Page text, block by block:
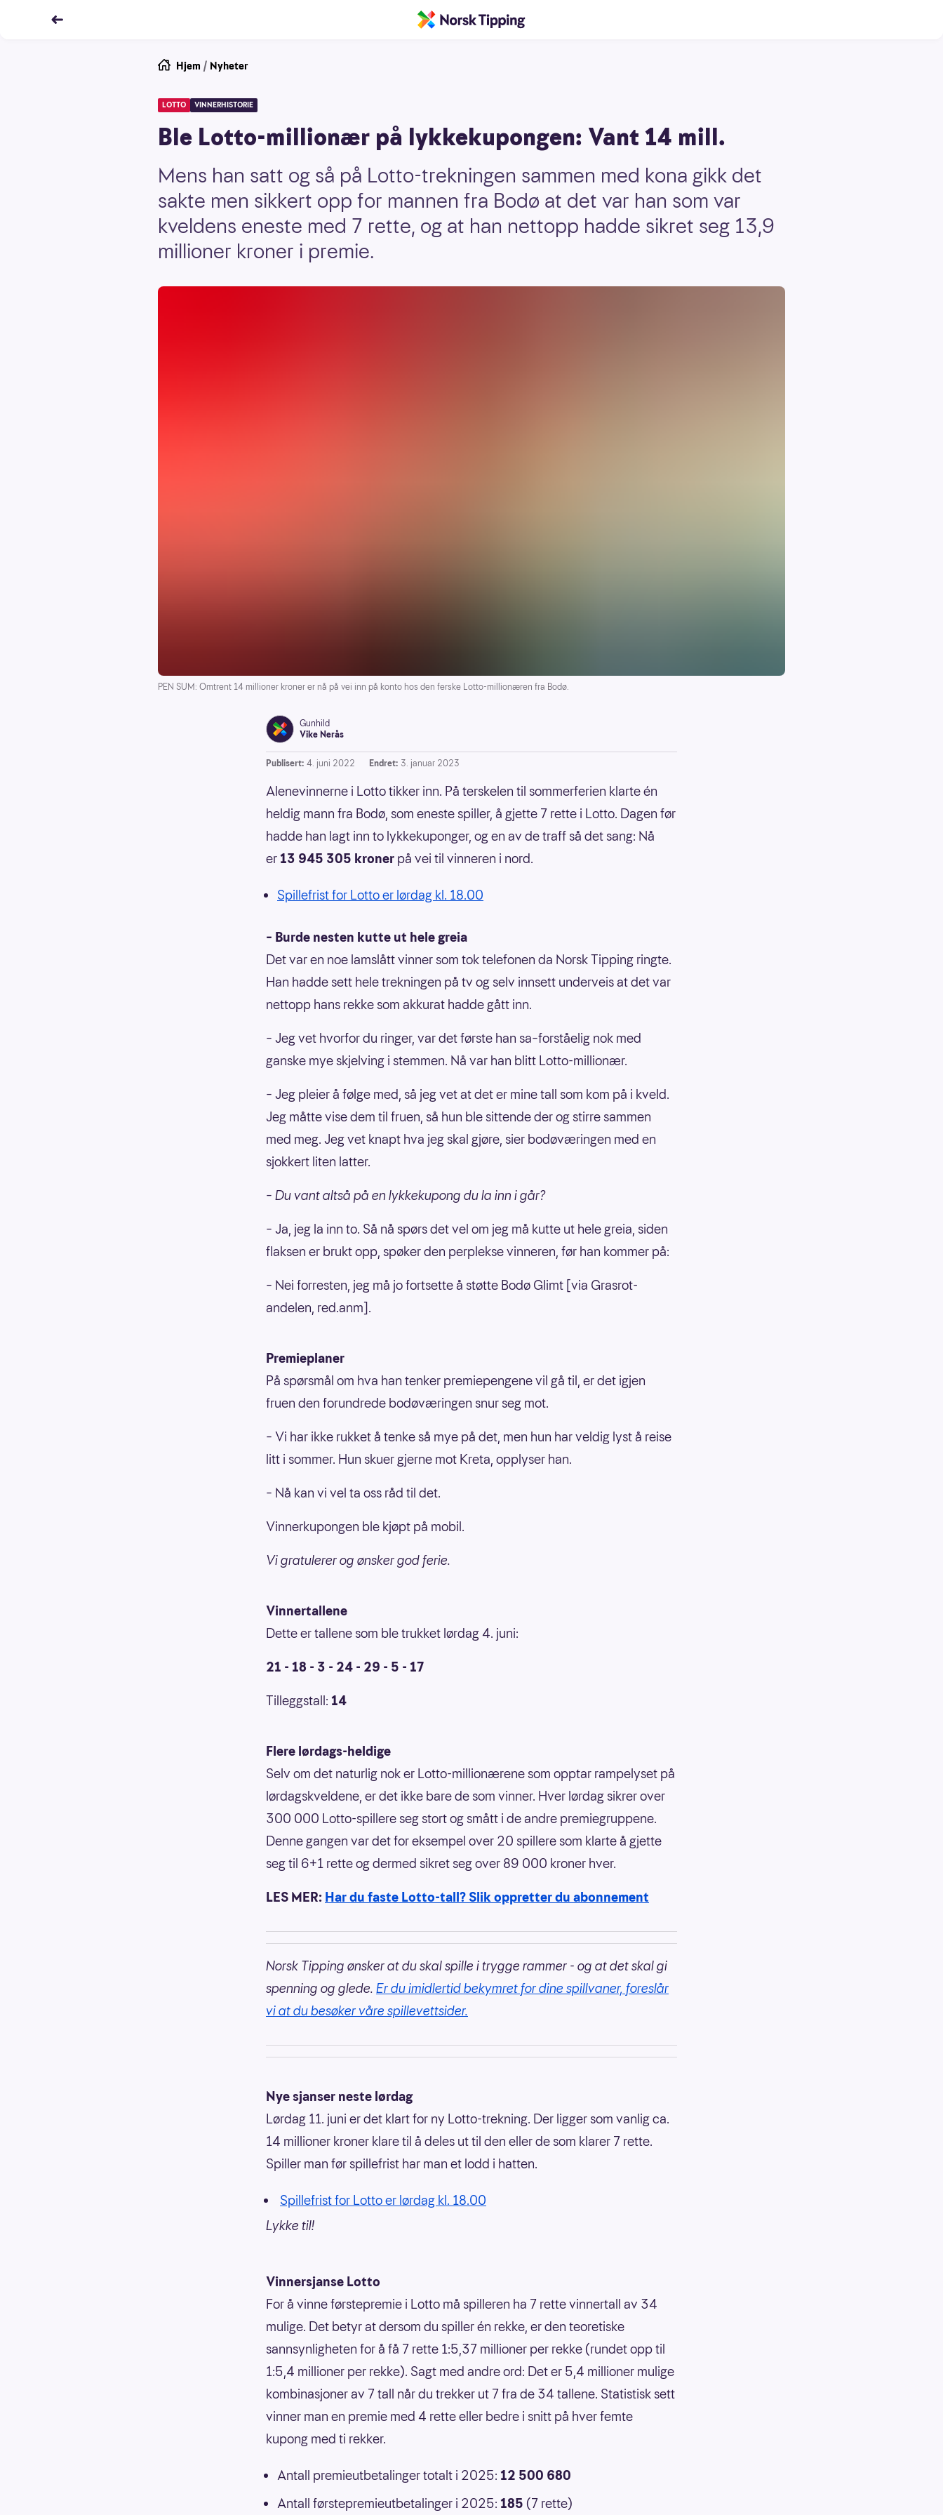
Hjem / Nyheter
LOTTO VINNERHISTORIE
Ble Lotto-millionær på lykkekupongen: Vant 14 mill.
Mens han satt og så på Lotto-trekningen sammen med kona gikk det
sakte men sikkert opp for mannen fra Bodø at det var han som var
kveldens eneste med 7 rette, og at han nettopp hadde sikret seg 13,9
millioner kroner i premie.
PEN SUM: Omtrent 14 millioner kroner er nå på vei inn på konto hos den ferske Lotto-millionæren fra Bodø.
Gunhild
Vike Nerås
Publisert: 4. juni 2022 Endret: 3. januar 2023
Alenevinnerne i Lotto tikker inn. På terskelen til sommerferien klarte én
heldig mann fra Bodø, som eneste spiller, å gjette 7 rette i Lotto. Dagen før
hadde han lagt inn to lykkekuponger, og en av de traff så det sang: Nå
er13 945 305 kroner på vei til vinneren i nord.
Spillefrist for Lotto er lørdag kl. 18.00
– Burde nesten kutte ut hele greia
Det var en noe lamslått vinner som tok telefonen da Norsk Tipping ringte.
Han hadde sett hele trekningen på tv og selv innsett underveis at det var
nettopp hans rekke som akkurat hadde gått inn.
– Jeg vet hvorfor du ringer, var det første han sa–forståelig nok med
ganske mye skjelving i stemmen. Nå var han blitt Lotto-millionær.
– Jeg pleier å følge med, så jeg vet at det er mine tall som kom på i kveld.
Jeg måtte vise dem til fruen, så hun ble sittende der og stirre sammen
med meg. Jeg vet knapt hva jeg skal gjøre, sier bodøværingen med en
sjokkert liten latter.
– Du vant altså på en lykkekupong du la inn i går?
– Ja, jeg la inn to. Så nå spørs det vel om jeg må kutte ut hele greia, siden
flaksen er brukt opp, spøker den perplekse vinneren, før han kommer på:
– Nei forresten, jeg må jo fortsette å støtte Bodø Glimt [via Grasrot-
andelen, red.anm].
Premieplaner
På spørsmål om hva han tenker premiepengene vil gå til, er det igjen
fruen den forundrede bodøværingen snur seg mot.
– Vi har ikke rukket å tenke så mye på det, men hun har veldig lyst å reise
litt i sommer. Hun skuer gjerne mot Kreta, opplyser han.
– Nå kan vi vel ta oss råd til det.
Vinnerkupongen ble kjøpt på mobil.
Vi gratulerer og ønsker god ferie.
Vinnertallene
Dette er tallene som ble trukket lørdag 4. juni:
21 - 18 - 3 - 24 - 29 - 5 - 17
Tilleggstall: 14
Flere lørdags-heldige
Selv om det naturlig nok er Lotto-millionærene som opptar rampelyset på
lørdagskveldene, er det ikke bare de som vinner. Hver lørdag sikrer over
300 000 Lotto-spillere seg stort og smått i de andre premiegruppene.
Denne gangen var det for eksempel over 20 spillere som klarte å gjette
seg til 6+1 rette og dermed sikret seg over 89 000 kroner hver.
LES MER: Har du faste Lotto-tall? Slik oppretter du abonnement
Norsk Tipping ønsker at du skal spille i trygge rammer - og at det skal gi
spenning og glede. Er du imidlertid bekymret for dine spillvaner, foreslår
vi at du besøker våre spillevettsider.
Nye sjanser neste lørdag
Lørdag 11. juni er det klart for ny Lotto-trekning. Der ligger som vanlig ca.
14 millioner kroner klare til å deles ut til den eller de som klarer 7 rette.
Spiller man før spillefrist har man et lodd i hatten.
Spillefrist for Lotto er lørdag kl. 18.00
Lykke til!
Vinnersjanse Lotto
For å vinne førstepremie i Lotto må spilleren ha 7 rette vinnertall av 34
mulige. Det betyr at dersom du spiller én rekke, er den teoretiske
sannsynligheten for å få 7 rette 1:5,37 millioner per rekke (rundet opp til
1:5,4 millioner per rekke). Sagt med andre ord: Det er 5,4 millioner mulige
kombinasjoner av 7 tall når du trekker ut 7 fra de 34 tallene. Statistisk sett
vinner man en premie med 4 rette eller bedre i snitt på hver femte
kupong med ti rekker.
Antall premieutbetalinger totalt i 2025: 12 500 680
Antall førstepremieutbetalinger i 2025: 185 (7 rette)